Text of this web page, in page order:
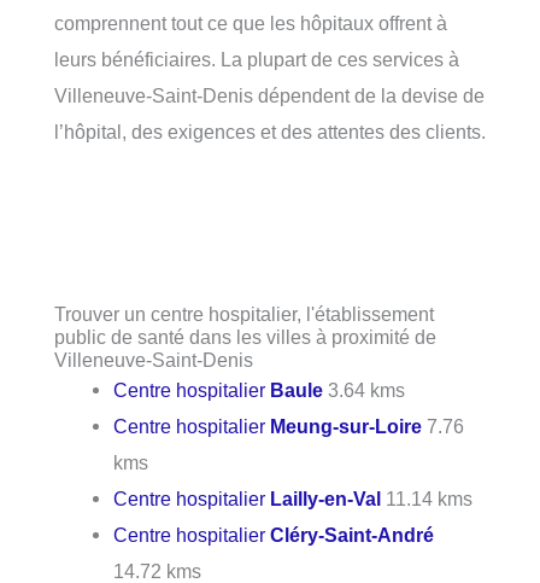
comprennent tout ce que les hôpitaux offrent à
leurs bénéficiaires. La plupart de ces services à
Villeneuve-Saint-Denis dépendent de la devise de
l’hôpital, des exigences et des attentes des clients.
Trouver un centre hospitalier, l'établissement
public de santé dans les villes à proximité de
Villeneuve-Saint-Denis
Centre hospitalier Baule 3.64 kms
Centre hospitalier Meung-sur-Loire 7.76
kms
Centre hospitalier Lailly-en-Val 11.14 kms
Centre hospitalierCléry-Saint-André
14.72 kms